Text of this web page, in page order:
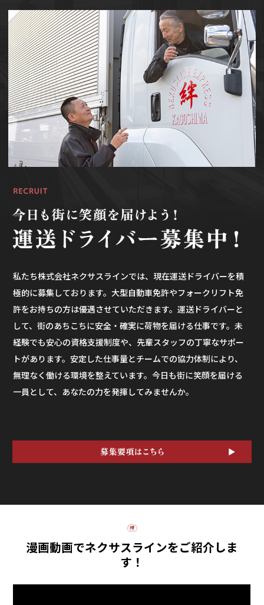
私たち株式会社ネクサスラインでは、現在運送ドライバーを積
極的に募集しております。大型自動車免許やフォークリフト免
許をお持ちの方は優遇させていただきます。運送ドライバーと
して、街のあちこちに安全・確実に荷物を届ける仕事です。未
経験でも安心の資格支援制度や、先輩スタッフの丁寧なサポー
トがあります。安定した仕事量とチームでの協力体制により、
無理なく働ける環境を整えています。今日も街に笑顔を届ける
一員として、あなたの力を発揮してみませんか。
漫画動画でネクサスラインをご紹介しま
す！